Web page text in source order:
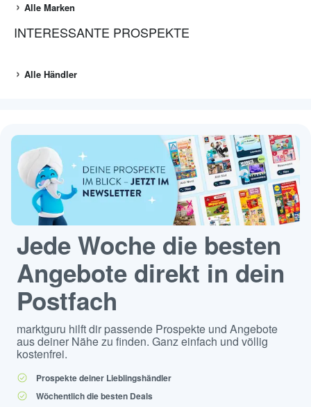
Alle Marken
INTERESSANTE PROSPEKTE
Alle Händler
Jede Woche die besten
Angebote direkt in dein
Postfach
marktguru hilft dir passende Prospekte und Angebote
aus deiner Nähe zu finden. Ganz einfach und völlig
kostenfrei.
Prospekte deiner Lieblingshändler
Wöchentlich die besten Deals